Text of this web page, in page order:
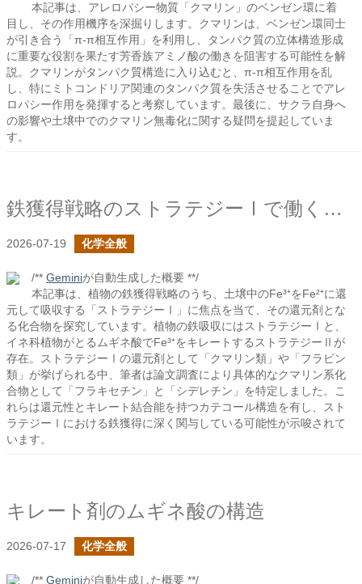
本記事は、アレロパシー物質「クマリン」のベンゼン環に着
目し、その作用機序を深掘りします。クマリンは、ベンゼン環同士
が引き合う「π-π相互作用」を利用し、タンパク質の立体構造形成
に重要な役割を果たす芳香族アミノ酸の働きを阻害する可能性を解
説。クマリンがタンパク質構造に入り込むと、π-π相互作用を乱
し、特にミトコンドリア関連のタンパク質を失活させることでアレ
ロパシー作用を発揮すると考察しています。最後に、サクラ自身へ
の影響や土壌中でのクマリン無毒化に関する疑問を提起していま
す。
鉄獲得戦略のストラテジーⅠで働く化合物は何か？
2026-07-19 化学全般
/** Geminiが自動生成した概要 **/
本記事は、植物の鉄獲得戦略のうち、土壌中のFe³⁺をFe²⁺に還
元して吸収する「ストラテジーⅠ」に焦点を当て、その還元剤とな
る化合物を探究しています。植物の鉄吸収にはストラテジーⅠと、
イネ科植物がとるムギネ酸でFe³⁺をキレートするストラテジーⅡが
存在。ストラテジーⅠの還元剤として「クマリン類」や「フラビン
類」が挙げられる中、筆者は論文調査により具体的なクマリン系化
合物として「フラキセチン」と「シデレチン」を特定しました。こ
れらは還元性とキレート結合能を持つカテコール構造を有し、スト
ラテジーⅠにおける鉄獲得に深く関与している可能性が示唆されて
います。
キレート剤のムギネ酸の構造
2026-07-17 化学全般
/** Geminiが自動生成した概要 **/